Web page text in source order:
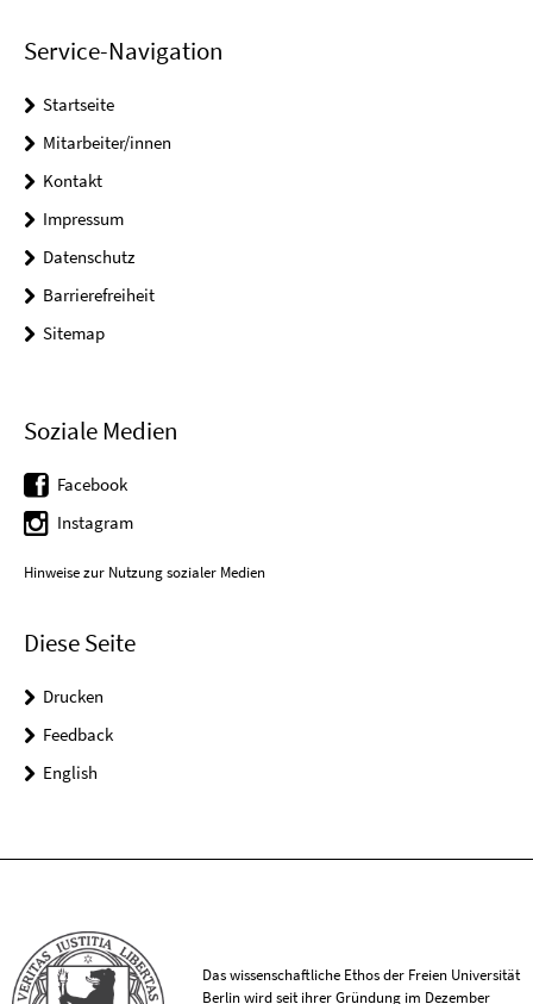
Service-Navigation
Startseite
Mitarbeiter/innen
Kontakt
Impressum
Datenschutz
Barrierefreiheit
Sitemap
Soziale Medien
Facebook
Instagram
Hinweise zur Nutzung sozialer Medien
Diese Seite
Drucken
Feedback
English
Das wissenschaftliche Ethos der Freien Universität
Berlin wird seit ihrer Gründung im Dezember